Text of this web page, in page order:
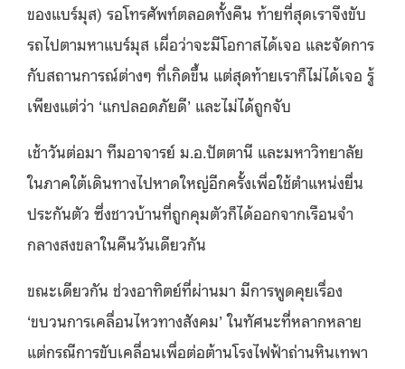
ของแบร์มุส) รอโทรศัพท์ตลอดทั้งคืน ท้ายที่สุดเราจึงขับ
รถไปตามหาแบร์มุส เผื่อว่าจะมีโอกาสได้เจอ และจัดการ
กับสถานการณ์ต่างๆ ที่เกิดขึ้น แต่สุดท้ายเราก็ไม่ได้เจอ รู้
เพียงแต่ว่า ‘แกปลอดภัยดี’ และไม่ได้ถูกจับ
เช้าวันต่อมา ทีมอาจารย์ ม.อ.ปัตตานี และมหาวิทยาลัย
ในภาคใต้เดินทางไปหาดใหญ่อีกครั้งเพื่อใช้ตำแหน่งยื่น
ประกันตัว ซึ่งชาวบ้านที่ถูกคุมตัวก็ได้ออกจากเรือนจำ
กลางสงขลาในคืนวันเดียวกัน
ขณะเดียวกัน ช่วงอาทิตย์ที่ผ่านมา มีการพูดคุยเรื่อง
‘ขบวนการเคลื่อนไหวทางสังคม’ ในทัศนะที่หลากหลาย
แต่กรณีการขับเคลื่อนเพื่อต่อต้านโรงไฟฟ้าถ่านหินเทพา